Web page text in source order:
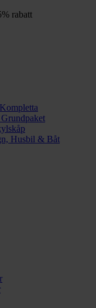
rabatt
Husbil & Båt